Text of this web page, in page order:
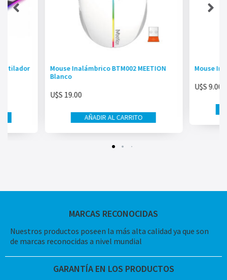
Mouse Inalámbrico BTM002 MEETION
Blanco
U$S 19.00
AÑADIR AL CARRITO
Mouse
U$S 9.00
MARCAS RECONOCIDAS
Nuestros productos poseen la más alta calidad ya que son
de marcas reconocidas a nivel mundial
GARANTÍA EN LOS PRODUCTOS